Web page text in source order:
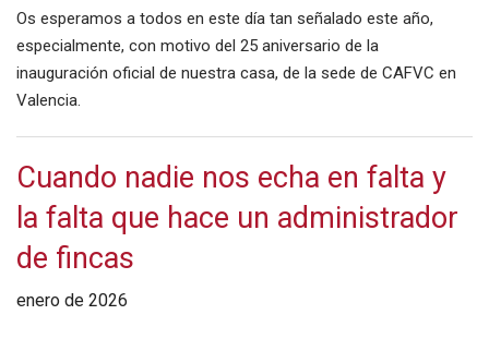
Os esperamos a todos en este día tan señalado este año,
especialmente, con motivo del 25 aniversario de la
inauguración oficial de nuestra casa, de la sede de CAFVC en
Valencia.
Cuando nadie nos echa en falta y
la falta que hace un administrador
de fincas
enero de 2026